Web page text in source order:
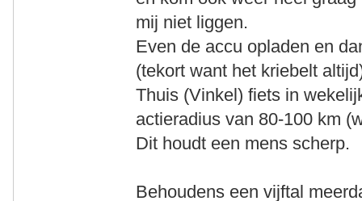
mij niet liggen.
Even de accu opladen en
(tekort want het kriebelt
Thuis (Vinkel) fiets in
actieradius van 80-100 km
Dit houdt een mens scherp.
Behoudens een vijftal